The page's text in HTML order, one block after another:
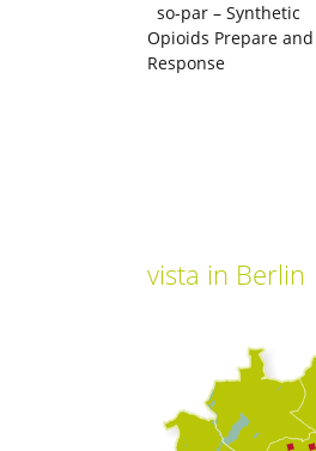
so-par – Synthetic
Opioids Prepare and
Response
vista in Berlin